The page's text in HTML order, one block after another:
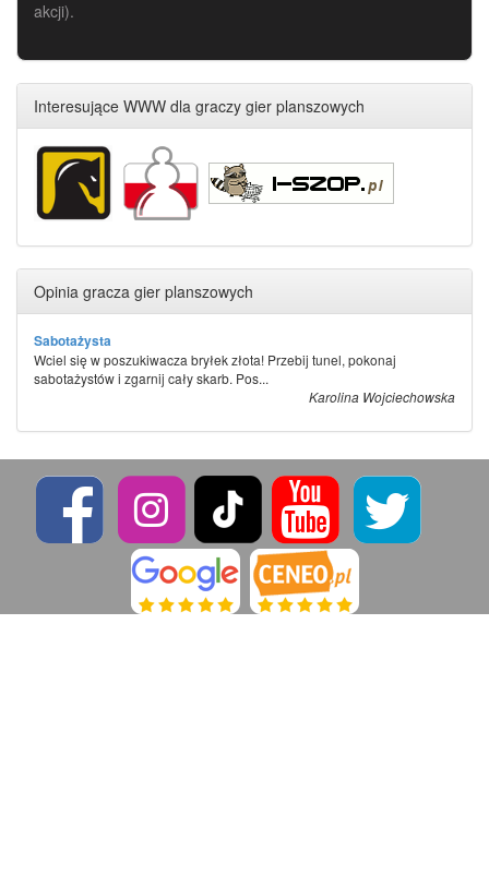
akcji).
Interesujące WWW dla graczy gier planszowych
Opinia gracza gier planszowych
Sabotażysta
Wciel się w poszukiwacza bryłek złota! Przebij tunel, pokonaj
sabotażystów i zgarnij cały skarb. Pos...
Karolina Wojciechowska